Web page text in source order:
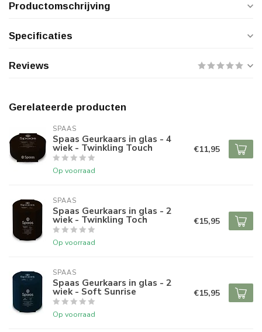
Productomschrijving
Specificaties
Reviews
Gerelateerde producten
SPAAS
Spaas Geurkaars in glas - 4
wiek - Twinkling Touch
Op voorraad
€11,95
SPAAS
Spaas Geurkaars in glas - 2
wiek - Twinkling Toch
Op voorraad
€15,95
SPAAS
Spaas Geurkaars in glas - 2
wiek - Soft Sunrise
Op voorraad
€15,95